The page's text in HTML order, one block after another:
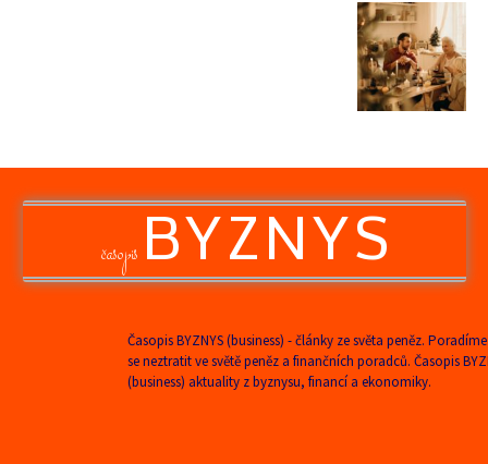
časopisBYZNYS
Časopis BYZNYS (business) - články ze světa peněz.
se neztratit ve světě peněz a finančních poradců. Časopis
(business) aktuality z byznysu, financí a ekonomiky.